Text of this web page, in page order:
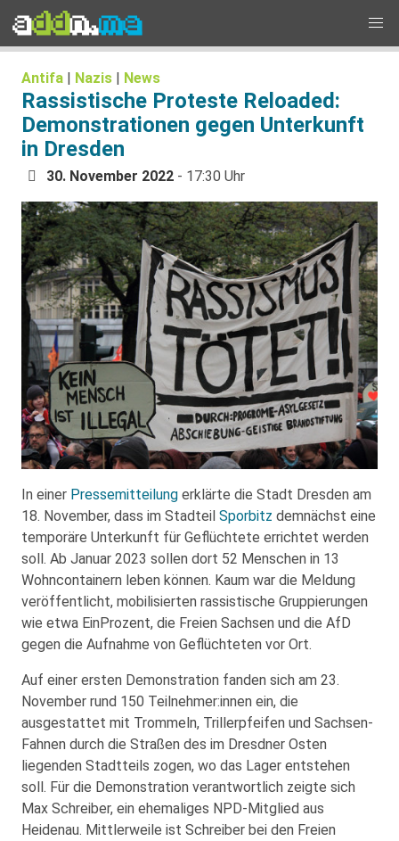
Antifa | Nazis | News
Rassistische Proteste Reloaded:
Demonstrationen gegen Unterkunft
in Dresden
30. November 2022 - 17:30 Uhr
In einer Pressemitteilung erklärte die Stadt Dresden am
18. November, dass im Stadteil Sporbitz demnächst eine
temporäre Unterkunft für Geflüchtete errichtet werden
soll. Ab Januar 2023 sollen dort 52 Menschen in 13
Wohncontainern leben können. Kaum war die Meldung
veröffentlicht, mobilisierten rassistische Gruppierungen
wie etwa EinProzent, die Freien Sachsen und die AfD
gegen die Aufnahme von Geflüchteten vor Ort.
Auf einer ersten Demonstration fanden sich am 23.
November rund 150 Teilnehmer:innen ein, die
ausgestattet mit Trommeln, Trillerpfeifen und Sachsen-
Fahnen durch die Straßen des im Dresdner Osten
liegenden Stadtteils zogen, wo das Lager entstehen
soll. Für die Demonstration verantwortlich zeigte sich
Max Schreiber, ein ehemaliges NPD-Mitglied aus
Heidenau. Mittlerweile ist Schreiber bei den Freien